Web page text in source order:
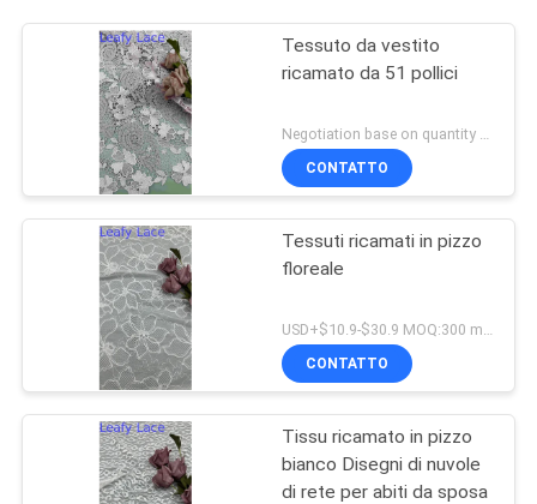
Tessuto da vestito
ricamato da 51 pollici
Negotiation base on quantity MOQ:15y
CONTATTO
Tessuti ricamati in pizzo
floreale
CONTATTO
Tissu ricamato in pizzo
bianco Disegni di nuvole
di rete per abiti da sposa